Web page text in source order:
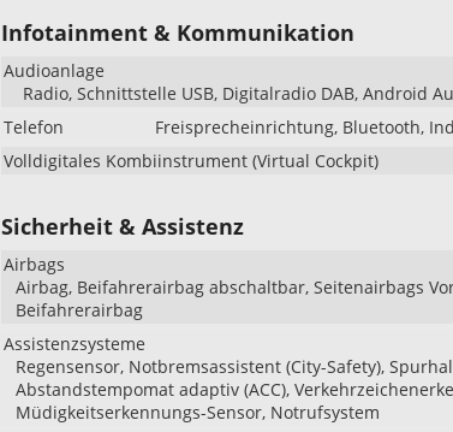
Infotainment & Kommunikation
Audioanlage
Radio, Schnittstelle USB, Digitalradio DAB, Android
Telefon
Freisprecheinrichtung, Bluetooth,
Volldigitales Kombiinstrument (Virtual Cockpit)
Sicherheit & Assistenz
Airbags
Airbag, Beifahrerairbag abschaltbar, Seitenairbags
Beifahrerairbag
Assistenzsysteme
Regensensor, Notbremsassistent (City-Safety),
Abstandstempomat adaptiv (ACC),
Müdigkeitserkennungs-Sensor, Notrufsystem